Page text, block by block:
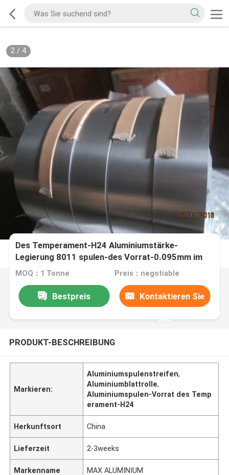
2/ 4
Des Temperament-H24 Aluminiumstärke-
Legierung 8011 spulen-des Vorrat-0.095mm im
Wärmetauscher
MOQ：1 Tonne Preis：negotiable
Bestpreis Kontaktieren Sie
uns
PRODUKT-BESCHREIBUNG
Markieren:
Aluminiumspulenstreifen,
Aluminiumblattrolle,
Aluminiumspulen-Vorrat des Temp
erament-H24
Herkunftsort China
Lieferzeit 2-3weeks
Markenname MAX ALUMINIUM